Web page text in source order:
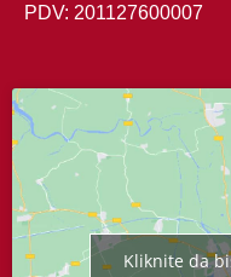
Kliknite da
PDV: 201127600007